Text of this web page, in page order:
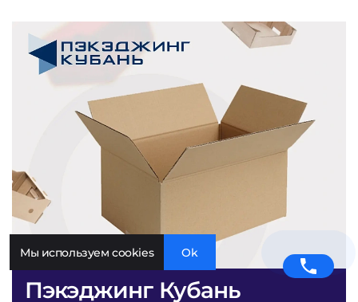
Пэкэджинг Кубань
Мы используем cookies Ok